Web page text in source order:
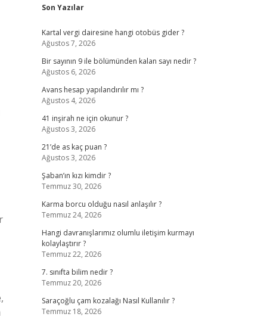
Sidebar
Son Yazılar
Kartal vergi dairesine hangi otobüs gider ?
Ağustos 7, 2026
Bir sayının 9 ile bölümünden kalan sayı nedir ?
Ağustos 6, 2026
Avans hesap yapılandırılır mı ?
Ağustos 4, 2026
41 inşirah ne için okunur ?
Ağustos 3, 2026
21’de as kaç puan ?
Ağustos 3, 2026
Şaban’ın kızı kimdir ?
Temmuz 30, 2026
Karma borcu olduğu nasıl anlaşılır ?
Temmuz 24, 2026
Hangi davranışlarımız olumlu iletişim kurmayı
kolaylaştırır ?
Temmuz 22, 2026
7. sınıfta bilim nedir ?
Temmuz 20, 2026
Saraçoğlu çam kozalağı Nasıl Kullanılır ?
Temmuz 18, 2026